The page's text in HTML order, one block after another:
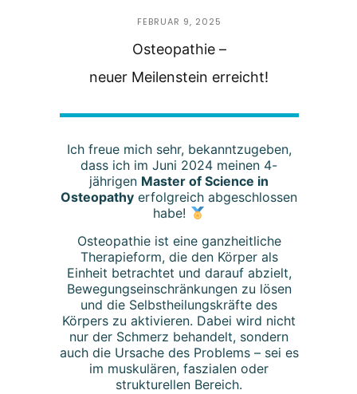
FEBRUAR 9, 2025
Osteopathie –
neuer Meilenstein erreicht!
Ich freue mich sehr, bekanntzugeben,
dass ich im Juni 2024 meinen 4-
jährigen Master of Science in
Osteopathy erfolgreich abgeschlossen
habe!
Osteopathie ist eine ganzheitliche
Therapieform, die den Körper als
Einheit betrachtet und darauf abzielt,
Bewegungseinschränkungen zu lösen
und die Selbstheilungskräfte des
Körpers zu aktivieren. Dabei wird nicht
nur der Schmerz behandelt, sondern
auch die Ursache des Problems – sei es
im muskulären, faszialen oder
strukturellen Bereich.